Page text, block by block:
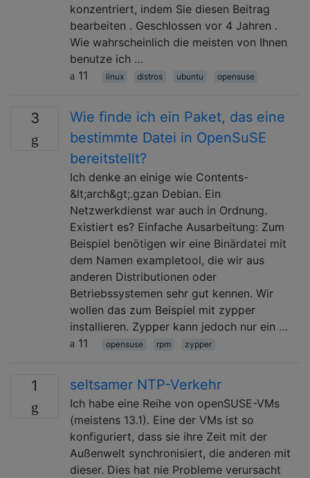
konzentriert, indem Sie diesen Beitrag
bearbeiten . Geschlossen vor 4 Jahren .
Wie wahrscheinlich die meisten von Ihnen
benutze ich …
11
linux distros ubuntu opensuse
3
Wie finde ich ein Paket, das eine
bestimmte Datei in OpenSuSE
bereitstellt?
Ich denke an einige wie Contents-
&lt;arch&gt;.gzan Debian. Ein
Netzwerkdienst war auch in Ordnung.
Existiert es? Einfache Ausarbeitung: Zum
Beispiel benötigen wir eine Binärdatei mit
dem Namen exampletool, die wir aus
anderen Distributionen oder
Betriebssystemen sehr gut kennen. Wir
wollen das zum Beispiel mit zypper
installieren. Zypper kann jedoch nur ein …
11
opensuse rpm zypper
1 seltsamer NTP-Verkehr
Ich habe eine Reihe von openSUSE-VMs
(meistens 13.1). Eine der VMs ist so
konfiguriert, dass sie ihre Zeit mit der
Außenwelt synchronisiert, die anderen mit
dieser. Dies hat nie Probleme verursacht